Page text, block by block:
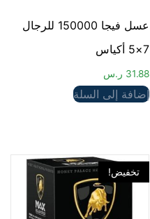
عسل فيجا 150000 للرجال
7×5 أكياس
31.88 ر.س
إضافة إلى السلة
تخفيض!